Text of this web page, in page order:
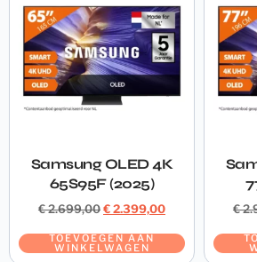
Samsung OLED 4K
65S95F (2025)
€2.699,00€2.399,00
TOEVOEGEN AAN
WINKELWAGEN
€